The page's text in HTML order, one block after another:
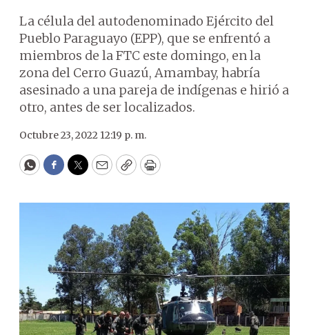
La célula del autodenominado Ejército del
Pueblo Paraguayo (EPP), que se enfrentó a
miembros de la FTC este domingo, en la
zona del Cerro Guazú, Amambay, habría
asesinado a una pareja de indígenas e hirió a
otro, antes de ser localizados.
Octubre 23, 2022 12:19 p. m.
WhatsApp
Facebook
Twitter
EmailCopyPrint